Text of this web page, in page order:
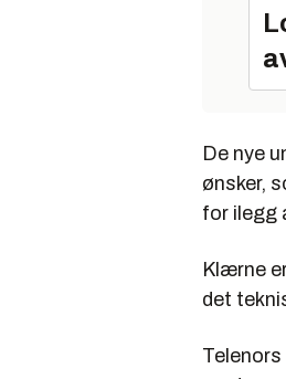
De nye
ønsker,
for ilegg
Klærne
det